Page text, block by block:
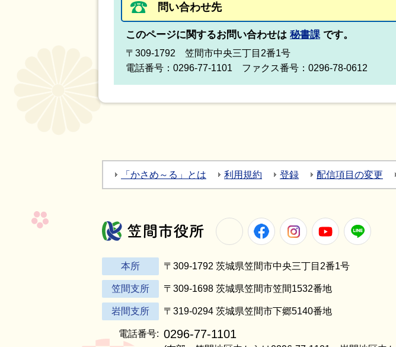
問い合わせ先
このページに関するお問い合わせは 秘書課 です。
〒309-1792 笠間市中央三丁目2番1号
電話番号：0296-77-1101 ファクス番号：0296-78-0612
「かさめ～る」とは 利用規約 登録 配信項目の変更
笠間市役所Twitter FacebookInstagramYoutube
本所 〒309-1792 茨城県笠間市中央三丁目2番1号
笠間支所 〒309-1698 茨城県笠間市笠間1532番地
岩間支所 〒319-0294 茨城県笠間市下郷5140番地
電話番号: 0296-77-1101